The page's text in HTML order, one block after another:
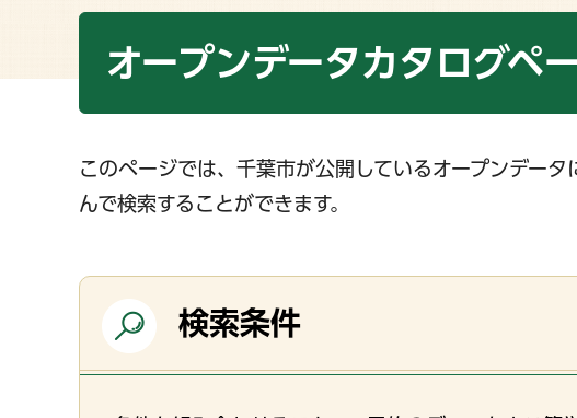
オープンデータカタログペ
このページでは、千葉市が公開しているオープンデー
んで検索することができます。
検索条件